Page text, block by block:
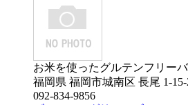
お米を使ったグルテンフリー
福岡県 福岡市城南区 長尾 1-
092-834-9856